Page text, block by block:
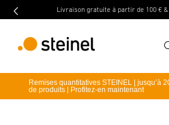
à partir de 100 € & retour gratuit
Entrer critère de recherche
Remises quantitatives STEINEL | jusqu’à
de produits | Profitez-en maintenant
retour Caractéristiques